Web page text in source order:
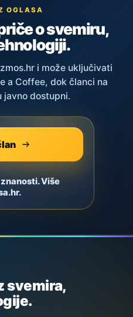
OGLASA
o svemiru,
i može uključivati
a Coffee, dok članci na
javno dostupni.
Više
svemira,